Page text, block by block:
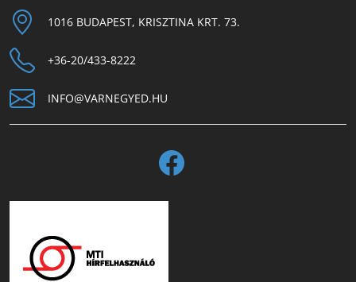
1016 BUDAPEST, KRISZTINA KRT. 73.
+36-20/433-8222
INFO@VARNEGYED.HU